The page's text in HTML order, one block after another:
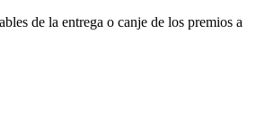
de la entrega o canje de los premios a